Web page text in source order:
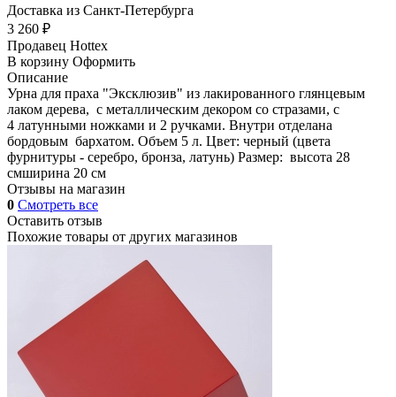
Доставка из Санкт-Петербурга
3 260 ₽
Продавец Hottex
В корзину Оформить
Описание
Урна для праха "Эксклюзив" из лакированного глянцевым
лаком дерева, с металлическим декором со стразами, с
4 латунными ножками и 2 ручками. Внутри отделана
бордовым бархатом. Объем 5 л. Цвет: черный (цвета
фурнитуры - серебро, бронза, латунь) Размер: высота 28
смширина 20 см
Отзывы на магазин
0 Смотреть все
Оставить отзыв
Похожие товары от других магазинов